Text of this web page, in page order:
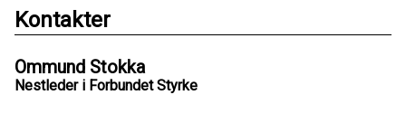
Kontakter
Ommund Stokka
Nestleder i Forbundet Styrke